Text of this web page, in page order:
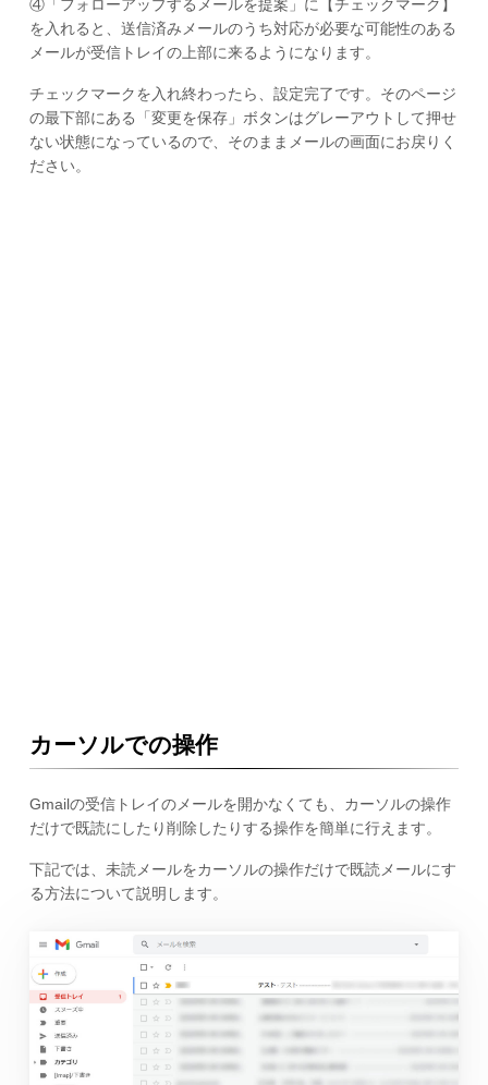
④「フォローアップするメールを提案」に【チェックマーク】
を入れると、送信済みメールのうち対応が必要な可能性のある
メールが受信トレイの上部に来るようになります。
チェックマークを入れ終わったら、設定完了です。そのページ
の最下部にある「変更を保存」ボタンはグレーアウトして押せ
ない状態になっているので、そのままメールの画面にお戻りく
ださい。
カーソルでの操作
Gmailの受信トレイのメールを開かなくても、カーソルの操作
だけで既読にしたり削除したりする操作を簡単に行えます。
下記では、未読メールをカーソルの操作だけで既読メールにす
る方法について説明します。